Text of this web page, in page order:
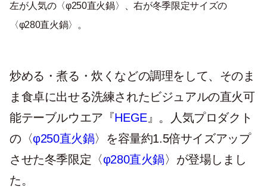
左が人気の〈φ250直火鍋〉、右が冬季限定サイズの
〈φ280直火鍋〉。
炒める・煮る・炊くなどの調理をして、そのま
ま食卓に出せる洗練されたビジュアルの直火可
能テーブルウエア『HEGE』。人気プロダクト
の〈φ250直火鍋〉を容量約1.5倍サイズアップ
させた冬季限定〈φ280直火鍋〉が登場しまし
た。